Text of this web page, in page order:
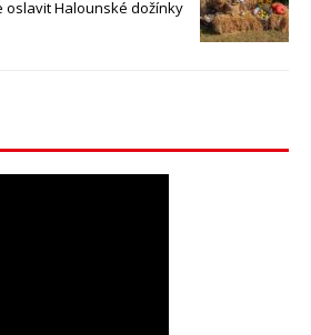
oslavit Halounské dožínky